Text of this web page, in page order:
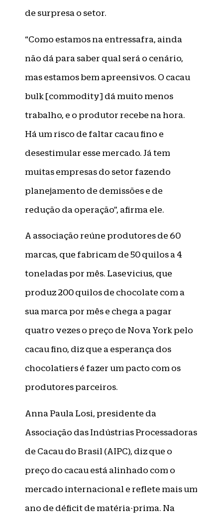
de surpresa o setor.
“Como estamos na entressafra, ainda
não dá para saber qual será o cenário,
mas estamos bem apreensivos. O cacau
bulk [commodity] dá muito menos
trabalho, e o produtor recebe na hora.
Há um risco de faltar cacau fino e
desestimular esse mercado. Já tem
muitas empresas do setor fazendo
planejamento de demissões e de
redução da operação”, afirma ele.
A associação reúne produtores de 60
marcas, que fabricam de 50 quilos a 4
toneladas por mês. Lasevicius, que
produz 200 quilos de chocolate com a
sua marca por mês e chega a pagar
quatro vezes o preço de Nova York pelo
cacau fino, diz que a esperança dos
chocolatiers é fazer um pacto com os
produtores parceiros.
Anna Paula Losi, presidente da
Associação das Indústrias Processadoras
de Cacau do Brasil (AIPC), diz que o
preço do cacau está alinhado com o
mercado internacional e reflete mais um
ano de déficit de matéria-prima. Na